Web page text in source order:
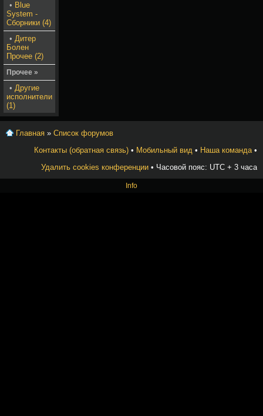
• Blue
System -
Сборники (4)
• Дитер
Болен
Прочее (2)
Прочее »
• Другие
исполнители
(1)
Главная » Список форумов
Контакты (обратная связь) • Мобильный вид • Наша команда•
Удалить cookies конференции • Часовой пояс: UTC + 3 часа
Info